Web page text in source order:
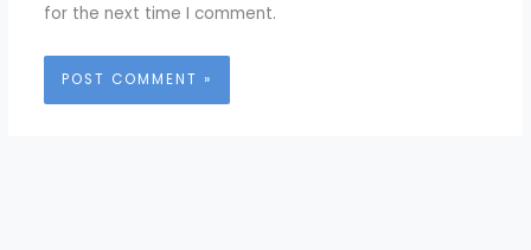
for the next time I comment.